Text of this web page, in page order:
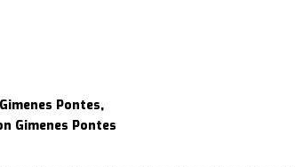
Pontes
Gimenes Pontes